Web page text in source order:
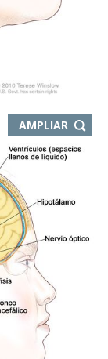
AMPLIAR-
ABRE
EN